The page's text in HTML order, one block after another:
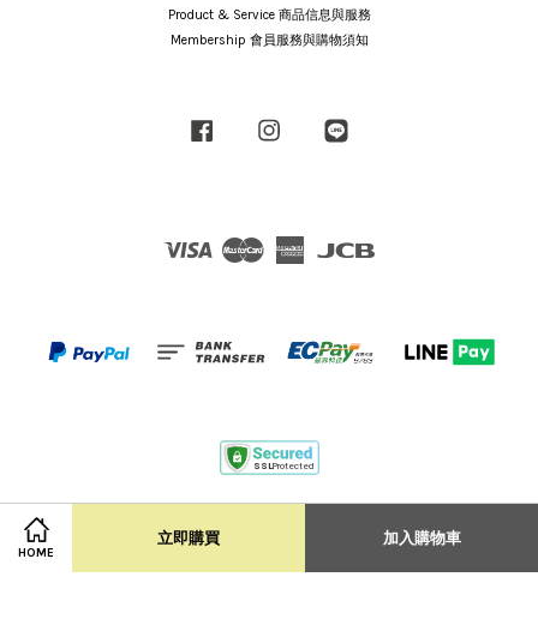
HOME
立即購買 加入購物車
Product & Service 商品信息與服務
Membership 會員服務與購物須知
Facebook Instagram
Visa Master
American
Express